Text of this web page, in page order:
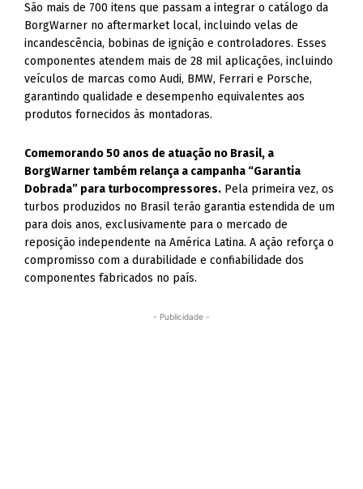
São mais de 700 itens que passam a integrar o catálogo da
BorgWarner no aftermarket local, incluindo velas de
incandescência, bobinas de ignição e controladores. Esses
componentes atendem mais de 28 mil aplicações, incluindo
veículos de marcas como Audi, BMW, Ferrari e Porsche,
garantindo qualidade e desempenho equivalentes aos
produtos fornecidos às montadoras.
Comemorando 50 anos de atuação no Brasil, a
BorgWarner também relança a campanha “Garantia
Dobrada” para turbocompressores. Pela primeira vez, os
turbos produzidos no Brasil terão garantia estendida de um
para dois anos, exclusivamente para o mercado de
reposição independente na América Latina. A ação reforça o
compromisso com a durabilidade e confiabilidade dos
componentes fabricados no país.
- Publicidade -